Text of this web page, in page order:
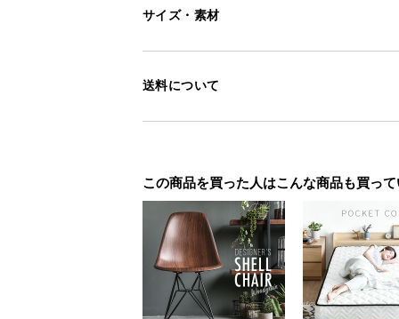
サイズ・素材
送料について
この商品を買った人はこんな商品も買っ